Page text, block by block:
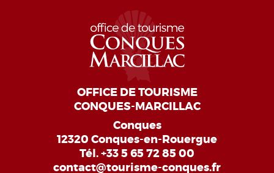
OFFICE DE TOURISME
CONQUES-MARCILLAC
Conques
12320 Conques-en-Rouergue
Tél.+33 5 65 72 85 00
contact@tourisme-conques.fr